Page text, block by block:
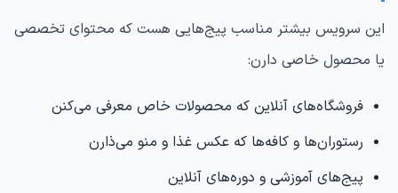
این سرویس بیشتر مناسب پیج‌هایی هست که محتوای تخصصی
یا محصول خاصی دارن:
فروشگاه‌های آنلاین که محصولات خاص معرفی می‌کنن
رستوران‌ها و کافه‌ها که عکس غذا و منو می‌ذارن
پیج‌های آموزشی و دوره‌های آنلاین